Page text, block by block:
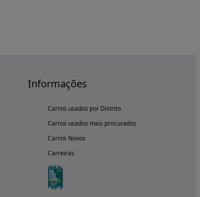
Informações
Carros usados por Distrito
Carros usados mais procurados
Carros Novos
Carreiras